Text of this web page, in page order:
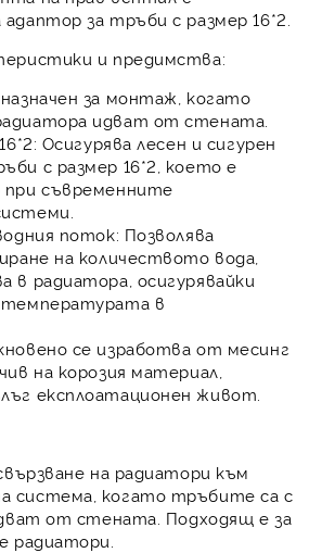
адаптор за тръби с размер 16*2.
и предимства:
за монтаж, когато
идват от стената.
Осигурява лесен и сигурен
с размер 16*2, което е
съвременните
поток: Позволява
на количеството вода,
в радиатора , осигурявайки
в
се изработва от месинг
на корозия материал,
експлоатационен живот.
на радиатори към
система, когато тръбите са с
от стената. Подходящ е за
радиатори.